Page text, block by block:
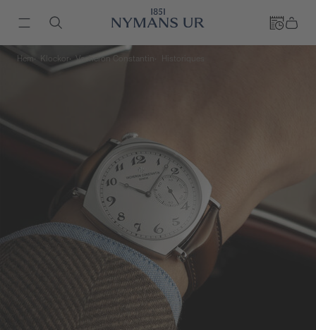
Hem Klockor Vacheron Constantin